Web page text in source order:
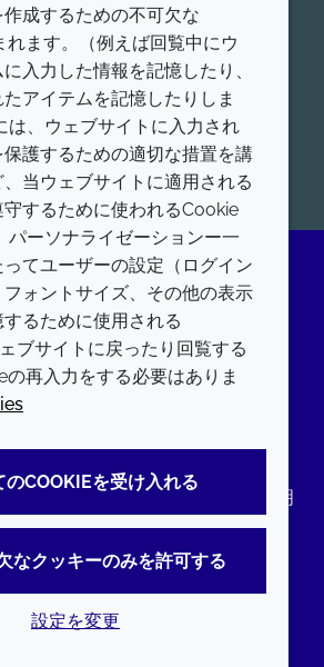
家にお問い合わせくだ
さい
世界的にリードする、ヒトおよび
剤、ワクチンアジュバント、高機能
お問合せをお待ちしております。
開始
LinkedIn
LEGAL
アクセシビリティに関する声明
成するための不可欠な
れます。（例えば回覧中にウ
入力した情報を記憶したり、
アイテムを記憶したりしま
は、ウェブサイトに入力され
護するための適切な措置を講
、当ウェブサイトに適用される
するために使われるCookie
パーソナライゼーションー一
てユーザーの設定（ログイン
ォントサイズ、その他の表示
るために使用される
ブサイトに戻ったり回覧する
の再入力をする必要はありま
のCOOKIEを受け入れる
なクッキーのみを許可する
設定を変更